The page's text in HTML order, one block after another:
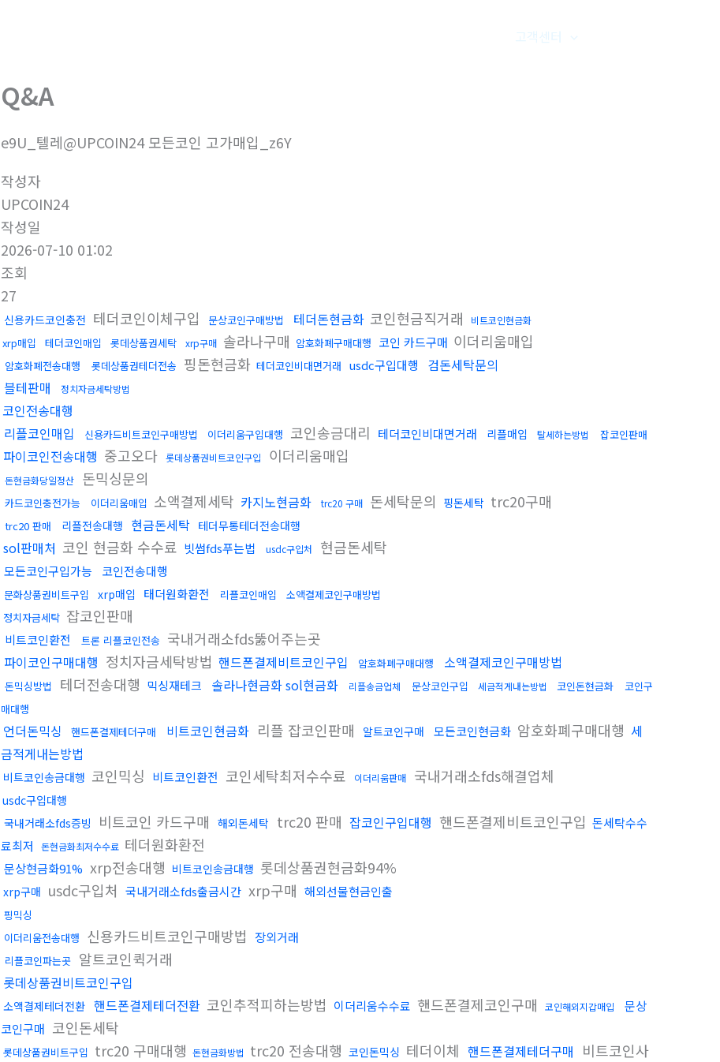
고객센터
Q&A
e9U_텔레@UPCOIN24 모든코인 고가매입_z6Y
작성자
UPCOIN24
작성일
2026-07-10 01:02
조회
27
신용카드코인충전 테더코인이체구입 문상코인구매방법 테더돈현금화 코인현금직거래 비트코인현금화
xrp매입 테더코인매입 롯데상품권세탁 xrp구매 솔라나구매 암호화폐구매대행 코인 카드구매 이더리움매입
암호화폐전송대행 롯데상품권테더전송 핑돈현금화 테더코인비대면거래 usdc구입대행
검돈세탁문의
블테판매
정치자금세탁방법
코인전송대행
리플코인매입
신용카드비트코인구매방법 이더리움구입대행 코인송금대리 테더코인비대면거래 리플매입 탈세하는방법 잡코인판매
파이코인전송대행 중고오다 롯데상품권비트코인구입 이더리움매입
돈현금화당일정산 돈믹싱문의
카드코인충전가능 이더리움매입 소액결제세탁 카지노현금화 trc20 구매 돈세탁문의 핑돈세탁 trc20구매
trc20 판매 리플전송대행 현금돈세탁 테더무통테더전송대행
sol판매처 코인 현금화 수수료 빗썸fds푸는법 usdc구입처 현금돈세탁
모든코인구입가능 코인전송대행
문화상품권비트구입 xrp매입 태더원화환전 리플코인매입
소액결제코인구매방법
정치자금세탁 잡코인판매
비트코인환전 트론 리플코인전송 국내거래소fds뚫어주는곳
파이코인구매대행 정치자금세탁방법 핸드폰결제비트코인구입 암호화폐구매대행 소액결제코인구매방법
돈믹싱방법 테더전송대행 믹싱재테크 솔라나현금화 sol현금화 리플송금업체 문상코인구입 세금적게내는방법 코인돈현금화
코인구
매대행
언더돈믹싱 핸드폰결제테더구매 비트코인현금화 리플 잡코인판매 알트코인구매 모든코인현금화 암호화폐구매대행 세
금적게내는방법
비트코인송금대행 코인믹싱 비트코인환전 코인세탁최저수수료 이더리움판매 국내거래소fds해결업체
usdc구입대행
국내거래소fds증빙
비트코인 카드구매 해외돈세탁 trc20 판매 잡코인구입대행 핸드폰결제비트코인구입 돈세탁수수
료최저
돈현금화최저수수료 테더원화환전
문상현금화91% xrp전송대행 비트코인송금대행 롯데상품권현금화94%
xrp구매 usdc구입처 국내거래소fds출금시간 xrp구매 해외선물현금인출
핑믹싱
이더리움전송대행 신용카드비트코인구매방법 장외거래
리플코인파는곳 알트코인퀵거래
롯데상품권비트코인구입
소액결제테더전환 핸드폰결제테더전환 코인추적피하는방법 이더리움수수료 핸드폰결제코인구매 코인해외지갑매입
문상
코인구매 코인돈세탁
롯데상품권비트구입 trc20 구매대행 돈현금화방법 trc20 전송대행 코인돈믹싱 테더이체 핸드폰결제테더구매 비트코인사